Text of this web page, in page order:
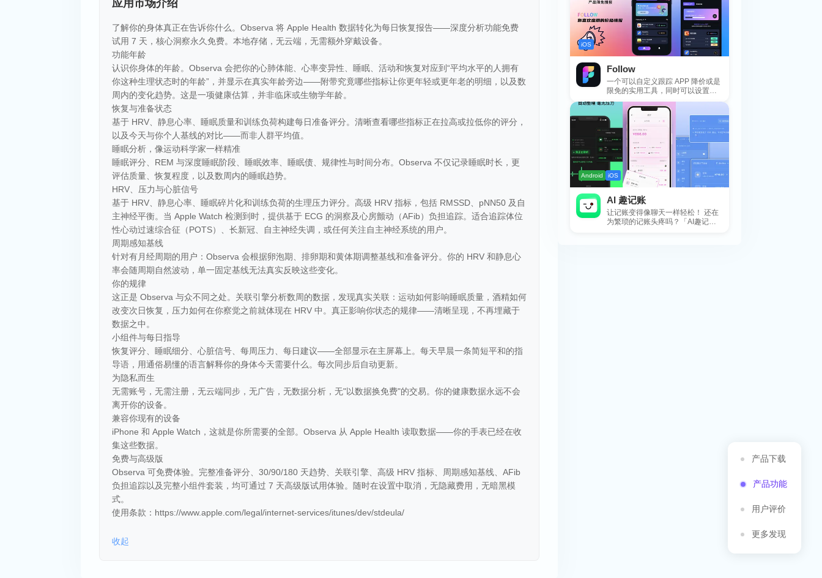
产品下载
产品功能
用户评价
更多发现
应用市场介绍
了解你的身体真正在告诉你什么。Observa 将 Apple Health 数据转化为每日恢复报告——深度分析功能免费
试用 7 天，核心洞察永久免费。本地存储，无云端，无需额外穿戴设备。
功能年龄
认识你身体的年龄。Observa 会把你的心肺体能、心率变异性、睡眠、活动和恢复对应到“平均水平的人拥有
你这种生理状态时的年龄”，并显示在真实年龄旁边——附带究竟哪些指标让你更年轻或更年老的明细，以及数
周内的变化趋势。这是一项健康估算，并非临床或生物学年龄。
恢复与准备状态
基于 HRV、静息心率、睡眠质量和训练负荷构建每日准备评分。清晰查看哪些指标正在拉高或拉低你的评分，
以及今天与你个人基线的对比——而非人群平均值。
睡眠分析，像运动科学家一样精准
睡眠评分、REM 与深度睡眠阶段、睡眠效率、睡眠债、规律性与时间分布。Observa 不仅记录睡眠时长，更
评估质量、恢复程度，以及数周内的睡眠趋势。
HRV、压力与心脏信号
基于 HRV、静息心率、睡眠碎片化和训练负荷的生理压力评分。高级 HRV 指标，包括 RMSSD、pNN50 及自
主神经平衡。当 Apple Watch 检测到时，提供基于 ECG 的洞察及心房颤动（AFib）负担追踪。适合追踪体位
性心动过速综合征（POTS）、长新冠、自主神经失调，或任何关注自主神经系统的用户。
周期感知基线
针对有月经周期的用户：Observa 会根据卵泡期、排卵期和黄体期调整基线和准备评分。你的 HRV 和静息心
率会随周期自然波动，单一固定基线无法真实反映这些变化。
你的规律
这正是 Observa 与众不同之处。关联引擎分析数周的数据，发现真实关联：运动如何影响睡眠质量，酒精如何
改变次日恢复，压力如何在你察觉之前就体现在 HRV 中。真正影响你状态的规律——清晰呈现，不再埋藏于
数据之中。
小组件与每日指导
恢复评分、睡眠细分、心脏信号、每周压力、每日建议——全部显示在主屏幕上。每天早晨一条简短平和的指
导语，用通俗易懂的语言解释你的身体今天需要什么。每次同步后自动更新。
为隐私而生
无需账号，无需注册，无云端同步，无广告，无数据分析，无"以数据换免费"的交易。你的健康数据永远不会
离开你的设备。
兼容你现有的设备
iPhone 和 Apple Watch，这就是你所需要的全部。Observa 从 Apple Health 读取数据——你的手表已经在收
集这些数据。
免费与高级版
Observa 可免费体验。完整准备评分、30/90/180 天趋势、关联引擎、高级 HRV 指标、周期感知基线、AFib
负担追踪以及完整小组件套装，均可通过 7 天高级版试用体验。随时在设置中取消，无隐藏费用，无暗黑模
式。
使用条款：https://www.apple.com/legal/internet-services/itunes/dev/stdeula/
收起
iOS
Follow
一个可以自定义跟踪 APP 降价或是
限免的实用工具，同时可以设置包
括 APP，游戏，热门类和精选类
Android iOS
AI 趣记账
让记账变得像聊天一样轻松！ 还在
为繁琐的记账头疼吗？「AI趣记